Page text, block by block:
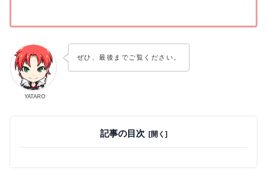
YATARO
ぜひ、最後までご覧ください。
記事の目次